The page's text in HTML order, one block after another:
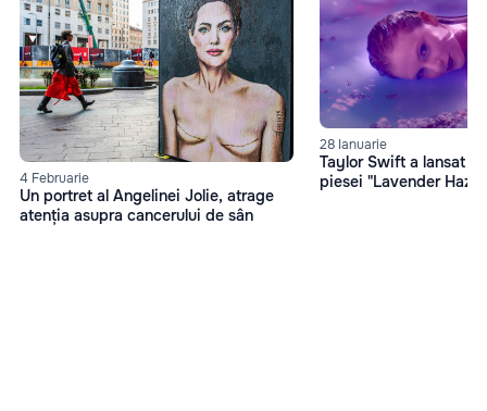
4 Februarie
Un portret al Angelinei Jolie, atrage
atenția asupra cancerului de sân
28 Ianuarie
Taylor Swift a lansat
piesei "Lavender Haze"